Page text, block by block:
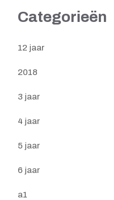
Categorieën
12 jaar
2018
3 jaar
4 jaar
5 jaar
6 jaar
a1